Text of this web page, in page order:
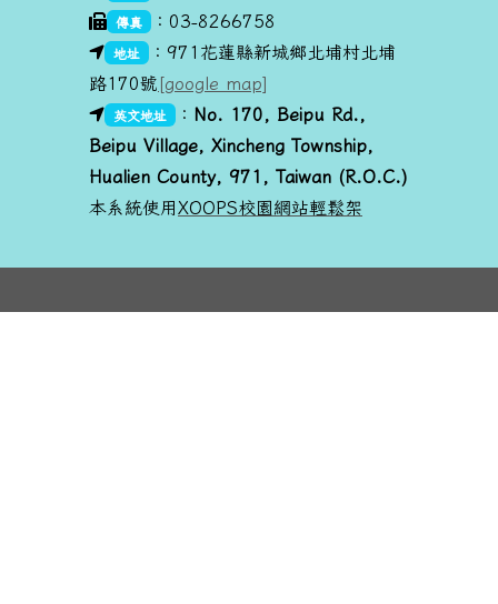
傳真
：03-8266758
link to https://goo.gl/maps/dUx2GHvcPmq
地址
：971花蓮縣新城鄉北埔村北埔
路170號 [google map]
link to https://goo.gl/maps/dUx2GHvcPmq
link to https://goo.gl/maps/dUx2GHvcPmq
英文地址 ： No. 170, Beipu Rd.,
Beipu Village, Xincheng Township,
Hualien County, 971, Taiwan (R.O.C.)
本系統使用XOOPS校園網站輕鬆架